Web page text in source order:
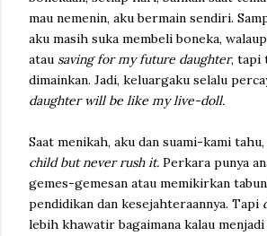
mau nemenin, aku bermain sendiri.
aku masih suka membeli boneka,
atau saving for my future daughter, tapi
dimainkan. Jadi, keluargaku selalu
daughter will be like my live-doll.
Saat menikah, aku dan suami-kami tahu,
child but never rush it. Perkara punya
gemes-gemesan atau memikirkan
pendidikan dan kesejahteraannya. Tapi
lebih khawatir bagaimana kalau